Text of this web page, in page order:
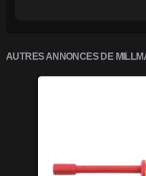
AUTRES ANNONCES DE